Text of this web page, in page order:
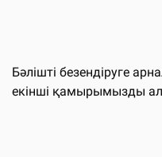
Бәлішті безендіруге
екінші қамырымызды